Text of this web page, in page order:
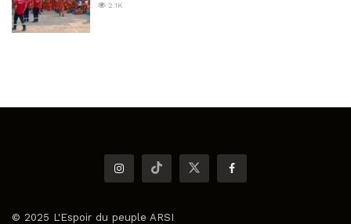
2.1K
© 2025 L'Espoir du peuple ARSI